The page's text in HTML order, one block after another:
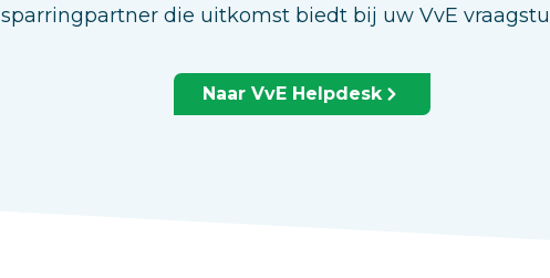
sparringpartner die uitkomst biedt bij uw VvE
Naar VvE Helpdesk